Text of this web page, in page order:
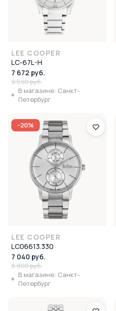
LEE COOPER
LC-67L-H
7 672 руб.
9 590 руб.
В магазине: Санкт-
Петербург
-20%
LEE COOPER
LC06613.330
7 040 руб.
8 800 руб.
В магазине: Санкт-
Петербург